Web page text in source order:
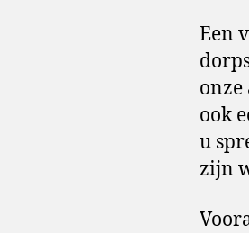
Een
onze
ook
u
zijn